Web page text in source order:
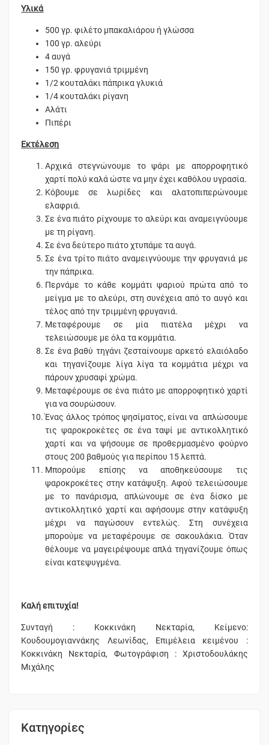
Υλικά
500 γρ. φιλέτο μπακαλιάρου ή γλώσσα
100 γρ. αλεύρι
4 αυγά
150 γρ. φρυγανιά τριμμένη
1/2 κουταλάκι πάπρικα γλυκιά
1/4 κουταλάκι ρίγανη
Αλάτι
Πιπέρι
Εκτέλεση
Αρχικά στεγνώνουμε το ψάρι με απορροφητικό
χαρτί πολύ καλά ώστε να μην έχει καθόλου υγρασία.
Κόβουμε σε λωρίδες και αλατοπιπερώνουμε
ελαφριά.
Σε ένα πιάτο ρίχνουμε το αλεύρι και αναμειγνύουμε
με τη ρίγανη.
Σε ένα δεύτερο πιάτο χτυπάμε τα αυγά.
Σε ένα τρίτο πιάτο αναμειγνύουμε την φρυγανιά με
την πάπρικα.
Περνάμε το κάθε κομμάτι ψαριού πρώτα από το
μείγμα με το αλεύρι, στη συνέχεια από το αυγό και
τέλος από την τριμμένη φρυγανιά.
Μεταφέρουμε σε μία πιατέλα μέχρι να
τελειώσουμε με όλα τα κομμάτια.
Σε ένα βαθύ τηγάνι ζεσταίνουμε αρκετό ελαιόλαδο
και τηγανίζουμε λίγα λίγα τα κομμάτια μέχρι να
πάρουν χρυσαφί χρώμα.
Μεταφέρουμε σε ένα πιάτο με απορροφητικό χαρτί
για να σουρώσουν.
Ένας άλλος τρόπος ψησίματος, είναι να απλώσουμε
τις ψαροκροκέτες σε ένα ταψί με αντικολλητικό
χαρτί και να ψήσουμε σε προθερμασμένο φούρνο
στους 200 βαθμούς για περίπου 15 λεπτά.
Μπορούμε επίσης να αποθηκεύσουμε τις
ψαροκροκέτες στην κατάψυξη. Αφού τελειώσουμε
με το πανάρισμα, απλώνουμε σε ένα δίσκο με
αντικολλητικό χαρτί και αφήσουμε στην κατάψυξη
μέχρι να παγώσουν εντελώς. Στη συνέχεια
μπορούμε να μεταφέρουμε σε σακουλάκια. Όταν
θέλουμε να μαγειρέψουμε απλά τηγανίζουμε όπως
είναι κατεψυγμένα.
Καλή επιτυχία!
Συνταγή : Κοκκινάκη Νεκταρία, Κείμενο:
Κουδουμογιαννάκης Λεωνίδας, Επιμέλεια κειμένου :
Κοκκινάκη Νεκταρία, Φωτογράφιση : Χριστοδουλάκης
Μιχάλης
Κατηγορίες